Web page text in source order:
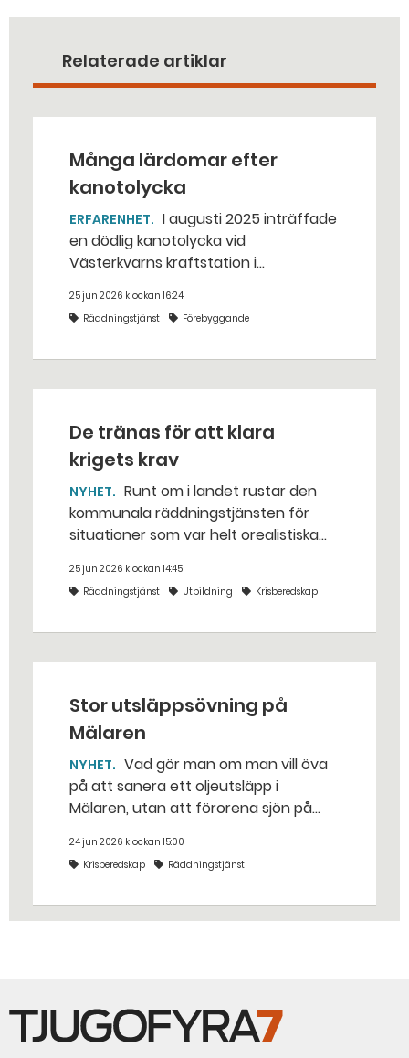
Relaterade artiklar
Många lärdomar efter
kanotolycka
ERFARENHET
en dödlig kanotolycka vid
Västerkvarns kraftstation i
25 jun 2026 klockan 16:24
Räddningstjänst
Förebyggande
De tränas för att klara
krigets krav
NYHET
kommunala räddningstjänsten för
situationer som var helt orealistiska
bakhåll, utspridda granater och hot
från livsfarliga drönare i det
25 jun 2026 klockan 14:45
Räddningstjänst
Utbildning Krisberedskap
Stor utsläppsövning på
Mälaren
NYHET
på att sanera ett oljeutsläpp i
Mälaren, utan att förorena sjön på
stället. Det gjorde räddningstjänsten i
Eskilstuna – tio kubikmeter närmare
24 jun 2026 klockan 15:00
Krisberedskap
Räddningstjänst